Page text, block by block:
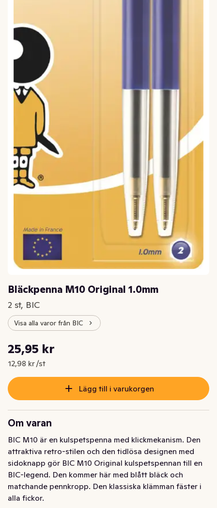
Bläckpenna M10 Original 1.0mm
2 st, BIC
Visa alla varor från BIC
Nuvarande pris är: 25,95 kr
25,95 kr
12,98 kr /st
Styckpris: 12,98 kr /st
Lägg till i varukorgen
Om varan
BIC M10 är en kulspetspenna med klickmekanism. Den
attraktiva retro-stilen och den tidlösa designen med
sidoknapp gör BIC M10 Original kulspetspennan till en
BIC-legend. Den kommer här med blått bläck och
matchande pennkropp. Den klassiska klämman fäster i
alla fickor.